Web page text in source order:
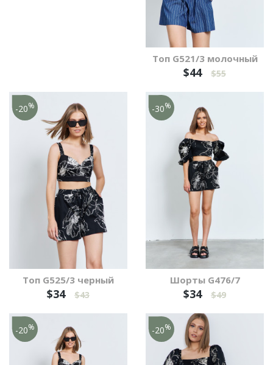
Топ G521/3 молочный
$44 $55
Топ G525/3 черный
$34 $43
-20%
Шорты G476/7
$34 $49
-30%
-20% -20%